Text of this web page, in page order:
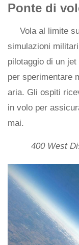
Ponte di
Vola al limite
simulazioni
pilotaggio di un
per sperimentare
aria. Gli ospiti
in volo per
mai.
400 West